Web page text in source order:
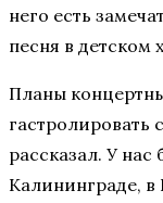
него есть
песня в детском
Планы
гастролировать
рассказал. У нас
Калининграде, в